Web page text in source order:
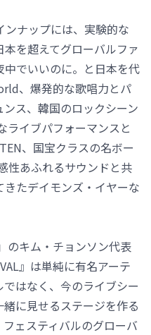
ナップには、実験的な
を超えてグローバルファ
でいいのに。と日本を代
、爆発的な歌唱力とパ
ス、韓国のロックシーン
ライブパフォーマンスと
、国宝クラスの名ボー
性あふれるサウンドと共
たデイモンズ・イヤーな
のキム・チョンソン代表
』は単純に有名アーテ
はなく、今のライブシー
に見せるステージを作る
ェスティバルのグローバ